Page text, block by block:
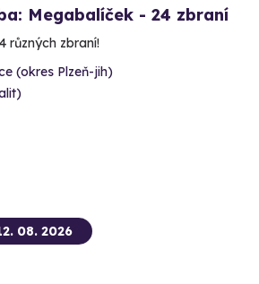
Megabalíček - 24 zbraní
různých zbraní!
(okres Plzeň-jih)
08. 2026